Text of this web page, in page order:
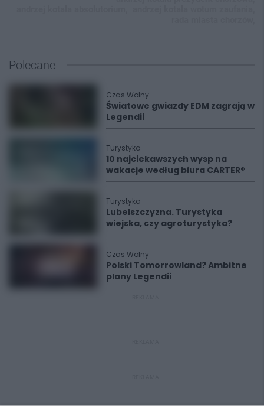
Polecane
Czas Wolny
Światowe gwiazdy EDM zagrają w
Legendii
Turystyka
10 najciekawszych wysp na
wakacje według biura CARTER®
Turystyka
Lubelszczyzna. Turystyka
wiejska, czy agroturystyka?
Czas Wolny
Polski Tomorrowland? Ambitne
plany Legendii